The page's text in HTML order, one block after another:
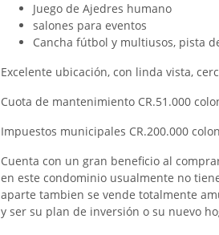
Juego de Ajedres humano
salones para eventos
Cancha fútbol y multiusos, pista
Excelente ubicación, con linda vista,
Cuota de mantenimiento CR.51.000
Impuestos municipales CR.200.000
Cuenta con un gran beneficio al
en este condominio usualmente no
aparte tambien se vende totalmente
y ser su plan de inversión o su nuevo